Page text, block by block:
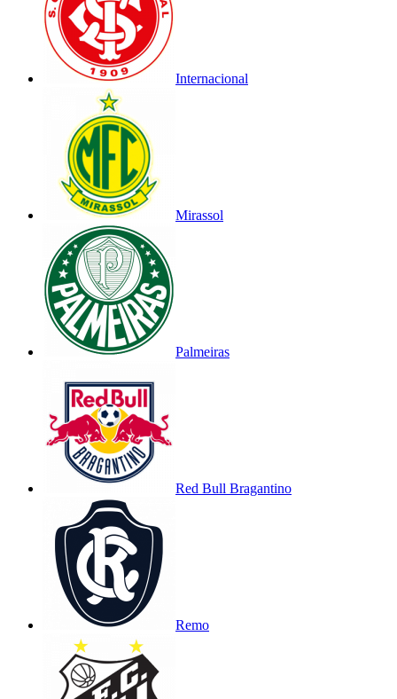
Internacional
Mirassol
Palmeiras
Red Bull Bragantino
Remo